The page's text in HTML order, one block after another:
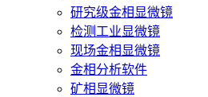
研究级金相显微镜
检测工业显微镜
现场金相显微镜
金相分析软件
矿相显微镜